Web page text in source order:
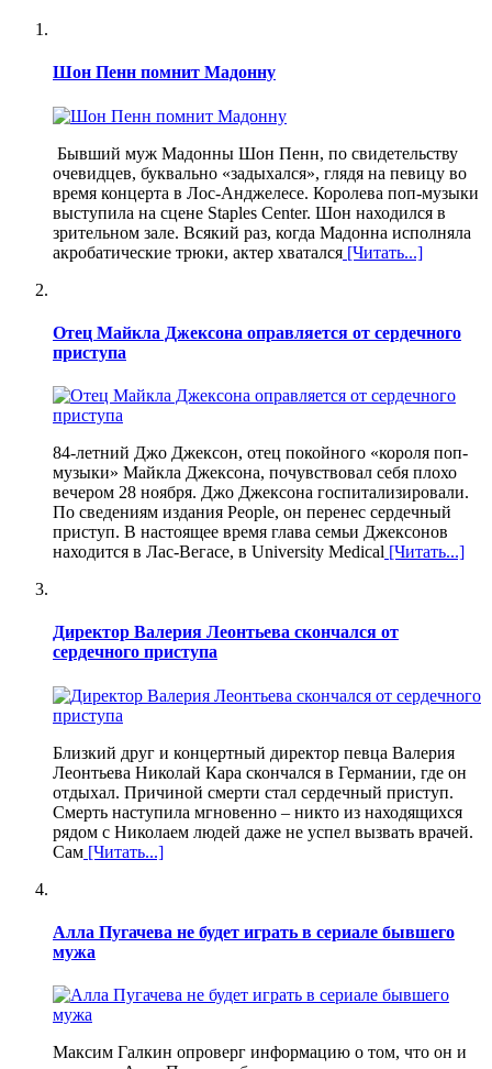
Шон Пенн помнит Мадонну
Бывший муж Мадонны Шон Пенн, по свидетельству
очевидцев, буквально «задыхался», глядя на певицу во
время концерта в Лос-Анджелесе. Королева поп-музыки
выступила на сцене Staples Center. Шон находился в
зрительном зале. Всякий раз, когда Мадонна исполняла
акробатические трюки, актер хватался [Читать...]
Отец Майкла Джексона оправляется от сердечного
приступа
84-летний Джо Джексон, отец покойного «короля поп-
музыки» Майкла Джексона, почувствовал себя плохо
вечером 28 ноября. Джо Джексона госпитализировали.
По сведениям издания People, он перенес сердечный
приступ. В настоящее время глава семьи Джексонов
находится в Лас-Вегасе, в University Medical [Читать...]
Директор Валерия Леонтьева скончался от
сердечного приступа
Близкий друг и концертный директор певца Валерия
Леонтьева Николай Кара скончался в Германии, где он
отдыхал. Причиной смерти стал сердечный приступ.
Смерть наступила мгновенно – никто из находящихся
рядом с Николаем людей даже не успел вызвать врачей.
Сам [Читать...]
Алла Пугачева не будет играть в сериале бывшего
мужа
Максим Галкин опроверг информацию о том, что он и